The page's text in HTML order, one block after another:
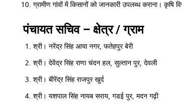
ग्रामीण गांवों में किसानों को जानकारी उपलब्ध कराना।
पंचायत सचिव – क्षेत्र / ग्राम
श्री। नरेंद्र सिंह आया नगर, फतेहपुर बेरी
श्री। देवेंद्र सिंह राणा चंदन हल, सुल्तान पुर, देवली
श्री। बीरेंद्र सिंह राजपुर खुर्द
श्री। यशपाल सिंह नायब सराय, गडई पुर, मदन गढ़ी